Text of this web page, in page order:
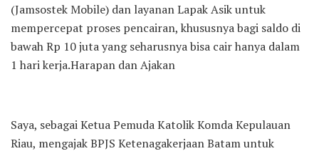
(Jamsostek Mobile) dan layanan Lapak Asik untuk
mempercepat proses pencairan, khususnya bagi saldo di
bawah Rp 10 juta yang seharusnya bisa cair hanya dalam
1 hari kerja.Harapan dan Ajakan
Saya, sebagai Ketua Pemuda Katolik Komda Kepulauan
Riau, mengajak BPJS Ketenagakerjaan Batam untuk